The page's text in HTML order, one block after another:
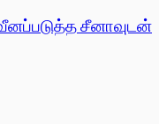
சீனாவுடன்